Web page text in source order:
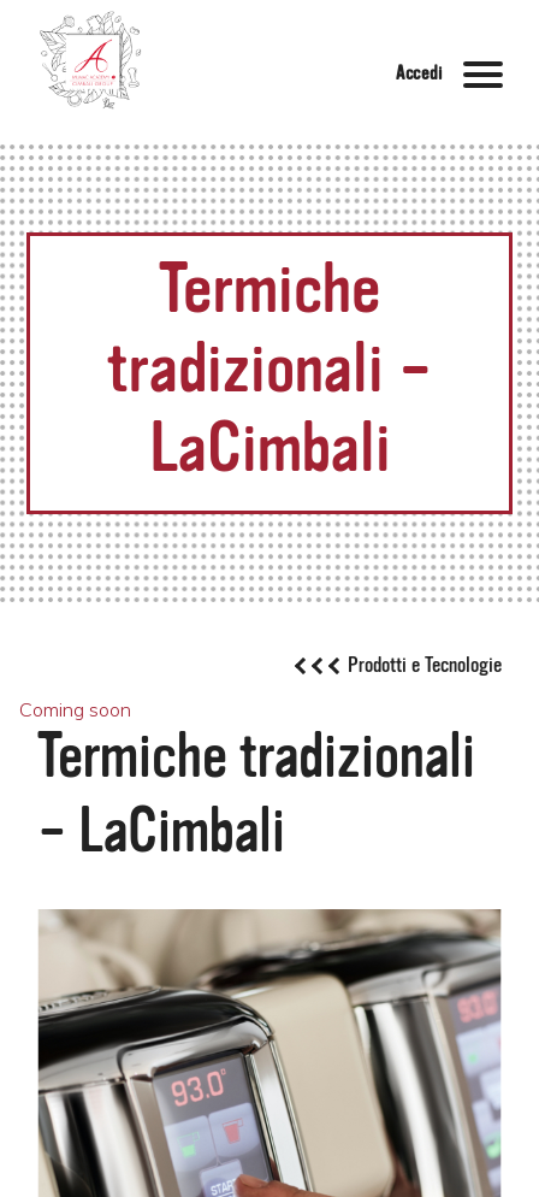
Accedi
Termiche
tradizionali –
LaCimbali
Prodotti e Tecnologie
Coming soon
Termiche tradizionali
– LaCimbali